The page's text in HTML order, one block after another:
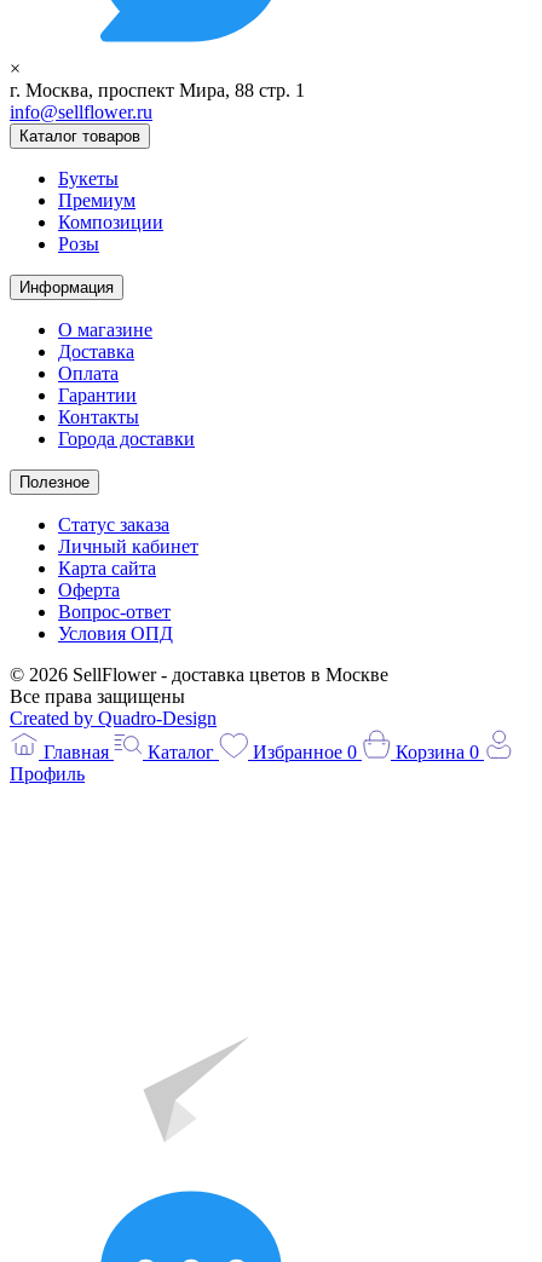
×
г. Москва, проспект Мира, 88 стр. 1
info@sellflower.ru
Каталог товаров
Букеты
Премиум
Композиции
Розы
Информация
О магазине
Доставка
Оплата
Гарантии
Контакты
Города доставки
Полезное
Статус заказа
Личный кабинет
Карта сайта
Оферта
Вопрос-ответ
Условия ОПД
© 2026 SellFlower - доставка цветов в Москве
Все права защищены
Created by Quadro-Design
Главная
Каталог Избранное 0 Корзина 0
Профиль